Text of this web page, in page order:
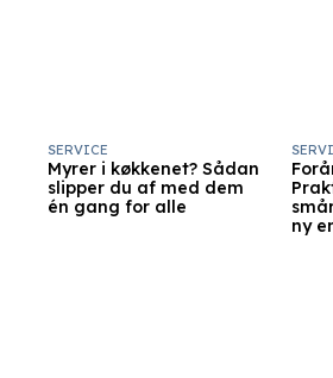
Myrer i køkkenet? Sådan
slipper du af med dem
én gang for alle
SERVICE
ny